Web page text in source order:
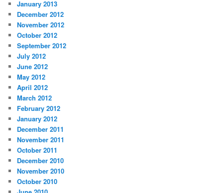
January 2013
December 2012
November 2012
October 2012
September 2012
July 2012
June 2012
May 2012
April 2012
March 2012
February 2012
January 2012
December 2011
November 2011
October 2011
December 2010
November 2010
October 2010